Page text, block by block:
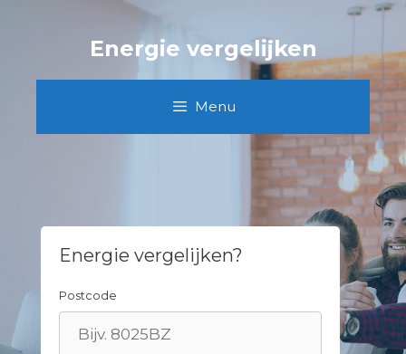
Energie vergelijken
Menu
Energie vergelijken?
Postcode